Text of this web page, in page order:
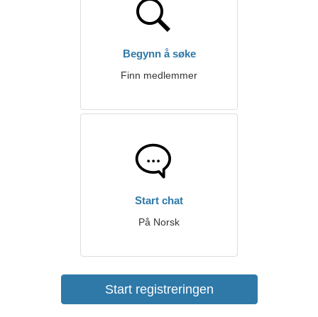
Begynn å søke
Finn medlemmer
Start chat
På Norsk
Start registreringen